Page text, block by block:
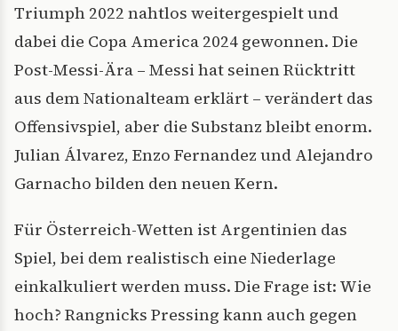
Triumph 2022 nahtlos weitergespielt und
dabei die Copa America 2024 gewonnen. Die
Post-Messi-Ära – Messi hat seinen Rücktritt
aus dem Nationalteam erklärt – verändert das
Offensivspiel, aber die Substanz bleibt enorm.
Julian Álvarez, Enzo Fernandez und Alejandro
Garnacho bilden den neuen Kern.
Für Österreich-Wetten ist Argentinien das
Spiel, bei dem realistisch eine Niederlage
einkalkuliert werden muss. Die Frage ist: Wie
hoch? Rangnicks Pressing kann auch gegen